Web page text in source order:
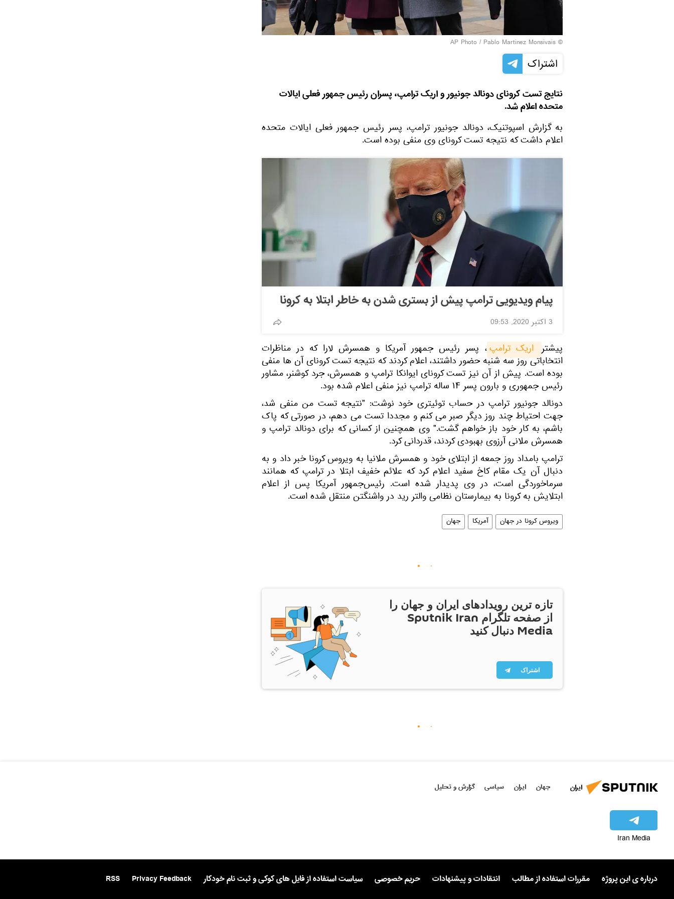
© AP Photo / Pablo Martinez Monsivais
اشتراک
نتایج تست کرونای دونالد جونیور و اریک ترامپ، پسران رئیس جمهور فعلی ایالات
متحده اعلام شد.
به گزارش اسپوتنیک، دونالد جونیور ترامپ، پسر رئیس جمهور فعلی ایالات متحده
اعلام داشت که نتیجه تست کرونای وی منفی بوده است.
پیام ویدیویی ترامپ پیش از بستری شدن به خاطر ابتلا به کرونا
3 اکتبر 2020, 09:53
پیشتر اریک ترامپ، پسر رئیس جمهور آمریکا و همسرش لارا که در مناظرات
انتخاباتی روز سه شنبه حضور داشتند، اعلام کردند که نتیجه تست کرونای آن ها منفی
بوده است. پیش از آن نیز تست کرونای ایوانکا ترامپ و همسرش، جرد کوشنر، مشاور
رئیس جمهوری و بارون پسر ۱۴ ساله ترامپ نیز منفی اعلام شده بود.
دونالد جونیور ترامپ در حساب توئیتری خود نوشت: "نتیجه تست من منفی شد،
جهت احتیاط چند روز دیگر صبر می کنم و مجددا تست می دهم، در صورتی که پاک
باشم، به کار خود باز خواهم گشت." وی همچنین از کسانی که برای دونالد ترامپ و
همسرش ملانی آرزوی بهبودی کردند، قدردانی کرد.
ترامپ بامداد روز جمعه از ابتلای خود و همسرش ملانیا به ویروس کرونا خبر داد و به
دنبال آن یک مقام کاخ سفید اعلام کرد که علائم خفیف ابتلا در ترامپ که همانند
سرماخوردگی است، در وی پدیدار شده است. رئیس‌جمهور آمریکا پس از اعلام
ابتلایش به کرونا به بیمارستان نظامی والتر رید در واشنگتن منتقل شده است.
ویروس کرونا در جهان آمریکا جهان
تازه ترین رویدادهای ایران و جهان را
از صفحه تلگرام Sputnik Iran
Media دنبال کنید
اشتراک
ایران جهان ایران سیاسی گزارش و تحلیل
Iran Media
درباره ی این پروژه مقررات استفاده از مطالب انتقادات و پیشنهادات حریم خصوصی سیاست استفاده از فایل های کوکی و ثبت نام خودکار Privacy Feedback
RSS